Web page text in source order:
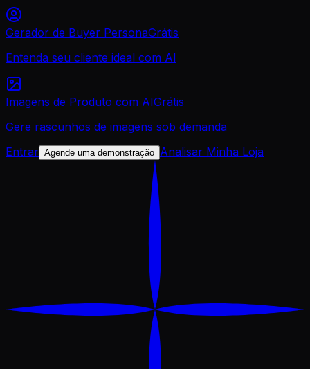
Gerador de Buyer PersonaGrátis
Entenda seu cliente ideal com AI
Imagens de Produto com AIGrátis
Gere rascunhos de imagens sob demanda
Entrar Agende uma demonstração Analisar Minha Loja